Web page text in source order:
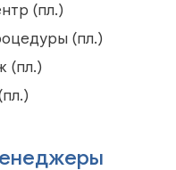
(пл.)
(пл.)
(пл.)